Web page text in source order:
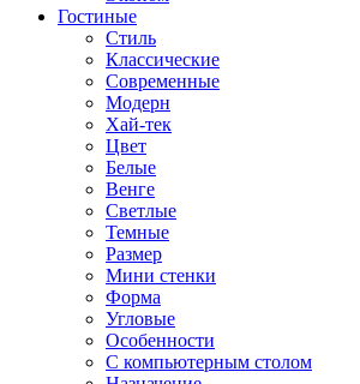
Гостиные
Стиль
Классические
Современные
Модерн
Хай-тек
Цвет
Белые
Венге
Светлые
Темные
Размер
Мини стенки
Форма
Угловые
Особенности
С компьютерным столом